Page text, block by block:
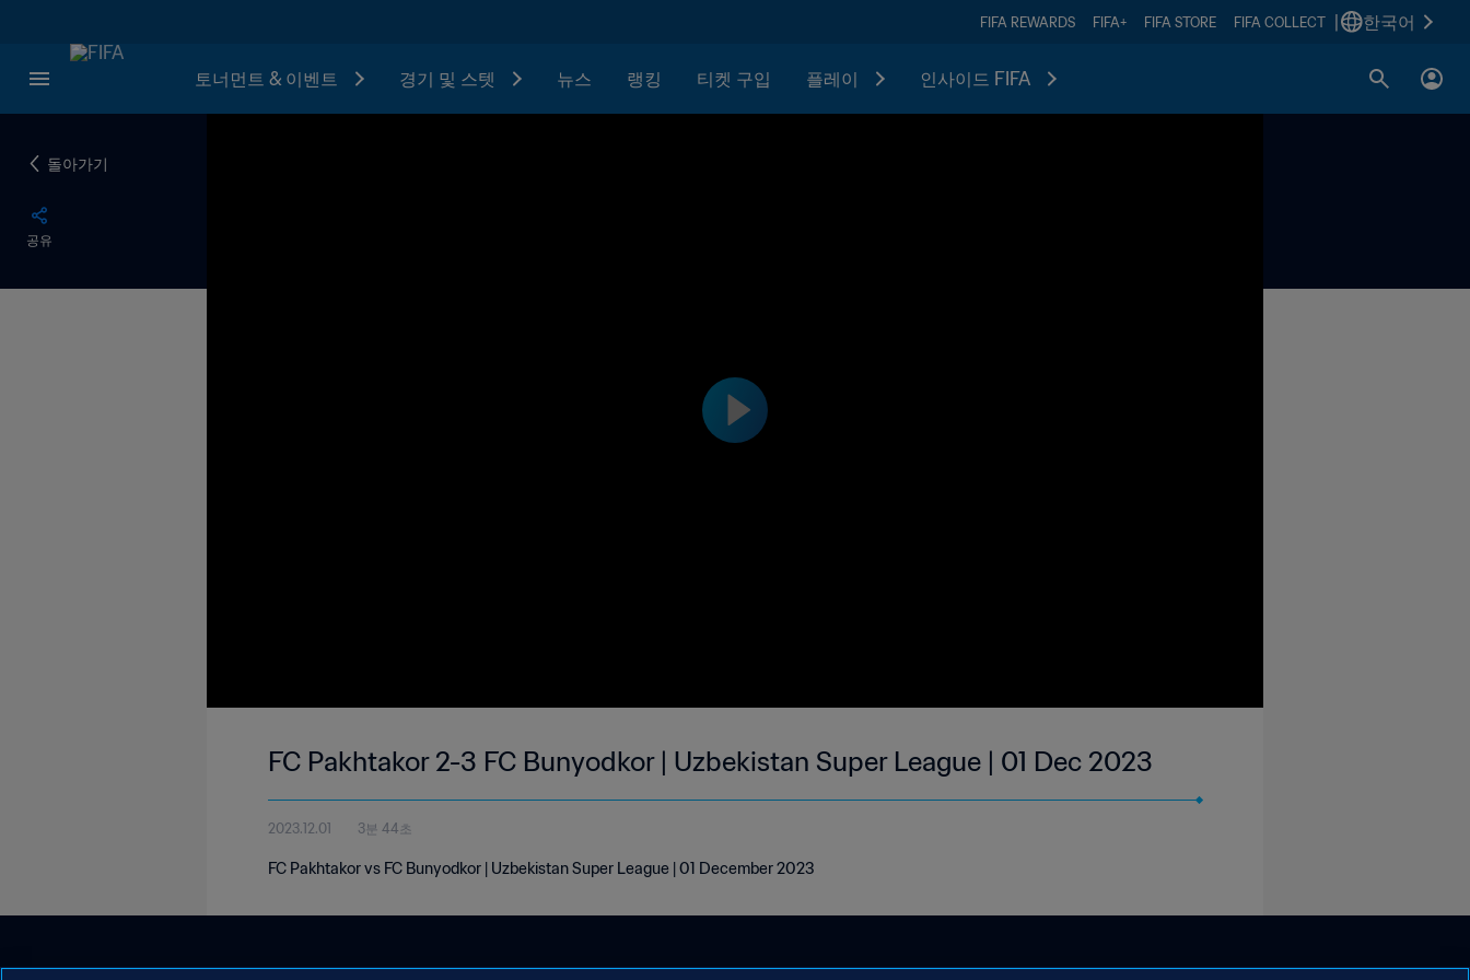
FIFA REWARDS FIFA+ FIFA STORE FIFA COLLECT 한국어
토너먼트 & 이벤트 경기 및 스텟 뉴스 랭킹 티켓 구입 플레이 인사이드 FIFA
돌아가기
공유
FC Pakhtakor 2-3 FC Bunyodkor | Uzbekistan Super League | 01 Dec 2023
2023.12.01 3분 44초
FC Pakhtakor vs FC Bunyodkor | Uzbekistan Super League | 01 December 2023